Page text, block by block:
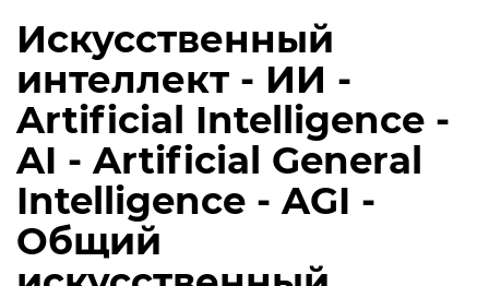
Искусственный
интеллект - ИИ -
Artificial Intelligence -
AI - Artificial General
Intelligence - AGI -
Общий